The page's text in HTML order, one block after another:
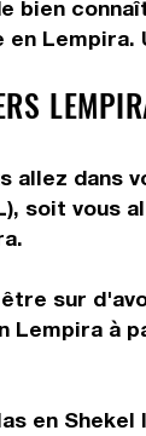
allez dans
soit vous
sur
à
en